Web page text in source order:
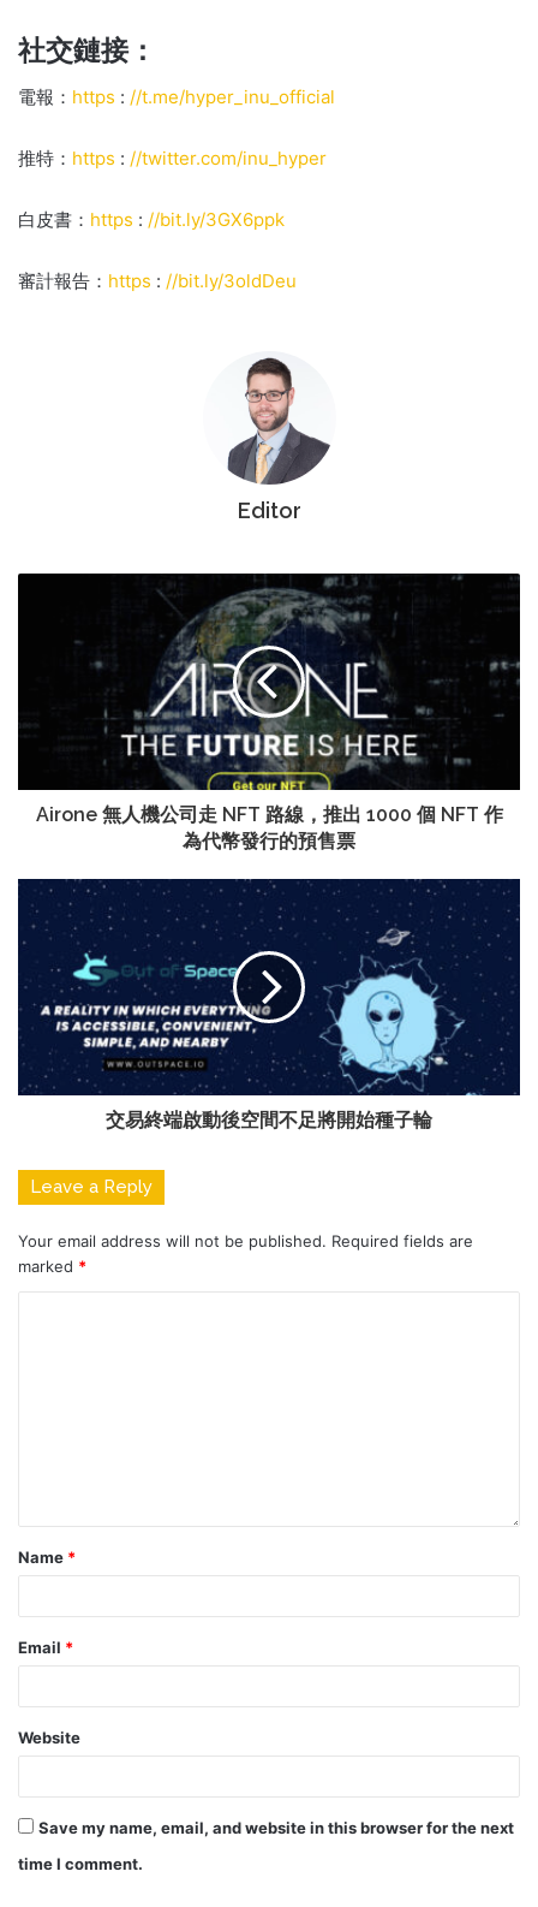
社交鏈接：
電報： https : //t.me/hyper_inu_official
推特： https : //twitter.com/inu_hyper
白皮書： https : //bit.ly/3GX6ppk
審計報告： https : //bit.ly/3oldDeu
Editor
Airone 無人機公司走 NFT 路線，推出 1000 個 NFT 作
為代幣發行的預售票
交易終端啟動後空間不足將開始種子輪
Leave a Reply
Your email address will not be published. Required fields are
marked *
Name *
Email *
Website
Save my name, email, and website in this browser for the next
time I comment.